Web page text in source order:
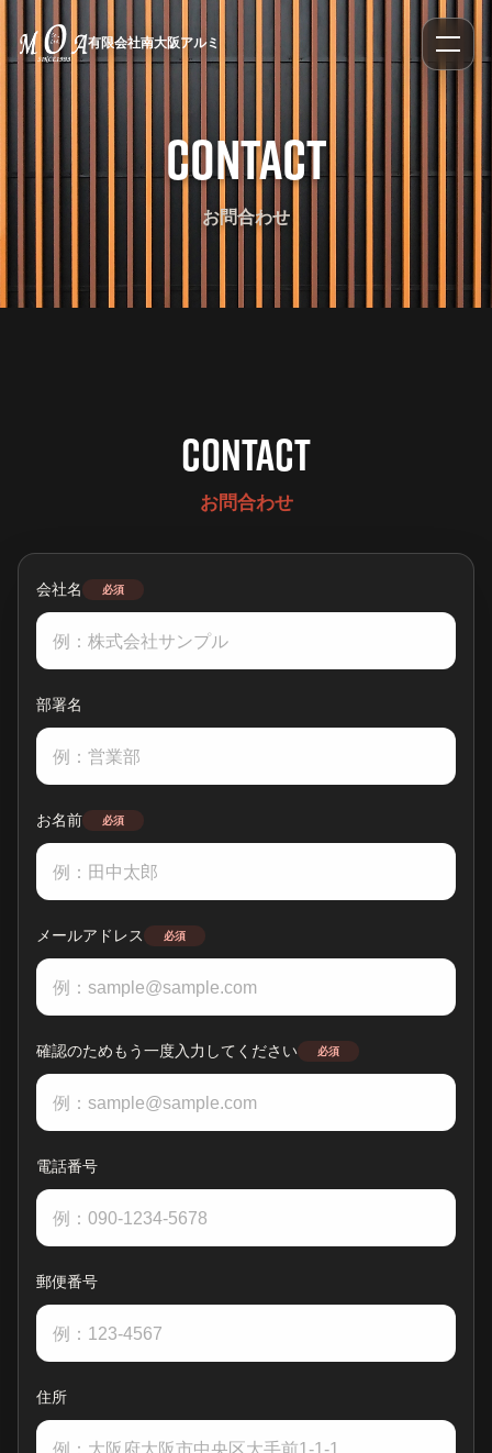
有限会社南大阪アルミ
Contact
お問合わせ
Contact
お問合わせ
会社名 必須
部署名
お名前 必須
メールアドレス 必須
確認のためもう一度入力してください 必須
電話番号
郵便番号
住所